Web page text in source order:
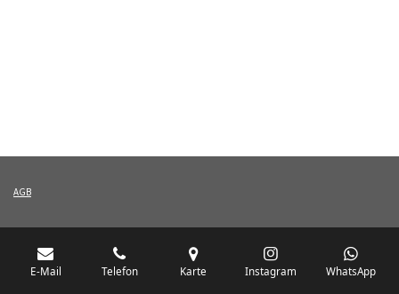
AGB
E-Mail Telefon Karte Instagram WhatsApp